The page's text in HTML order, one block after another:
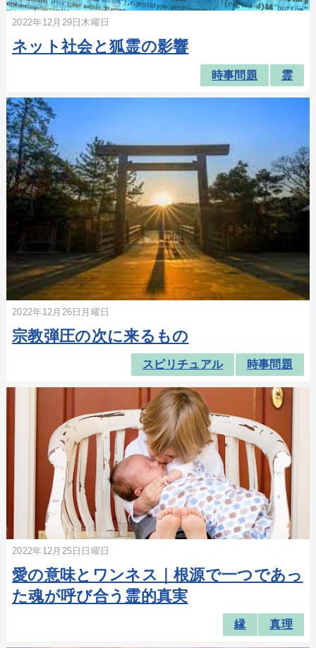
2022年12月29日木曜日
ネット社会と狐霊の影響
時事問題 霊
2022年12月26日月曜日
宗教弾圧の次に来るもの
スピリチュアル 時事問題
2022年12月25日日曜日
愛の意味とワンネス｜根源で一つであっ
た魂が呼び合う霊的真実
縁 真理